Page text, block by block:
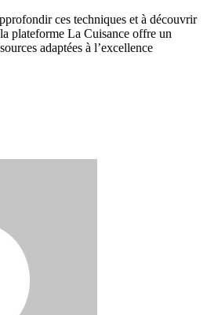
ces techniques et à découvrir
plateforme La Cuisance offre un
adaptées à l’excellence